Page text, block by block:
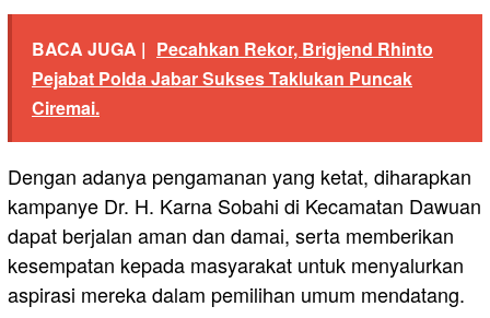
BACA JUGA | Pecahkan Rekor, Brigjend Rhinto
Pejabat Polda Jabar Sukses Taklukan Puncak
Ciremai.
Dengan adanya pengamanan yang ketat, diharapkan
kampanye Dr. H. Karna Sobahi di Kecamatan Dawuan
dapat berjalan aman dan damai, serta memberikan
kesempatan kepada masyarakat untuk menyalurkan
aspirasi mereka dalam pemilihan umum mendatang.